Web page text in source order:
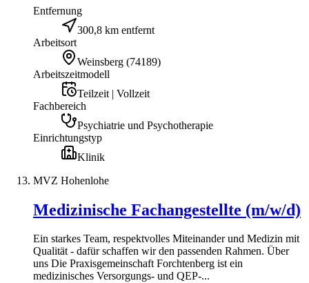
Entfernung
300,8 km entfernt
Arbeitsort
Weinsberg (74189)
Arbeitszeitmodell
Teilzeit | Vollzeit
Fachbereich
Psychiatrie und Psychotherapie
Einrichtungstyp
Klinik
MVZ Hohenlohe
Medizinische Fachangestellte (m/w/d)
Ein starkes Team, respektvolles Miteinander und Medizin mit
Qualität - dafür schaffen wir den passenden Rahmen. Über
uns Die Praxisgemeinschaft Forchtenberg ist ein
medizinisches Versorgungs- und QEP-...